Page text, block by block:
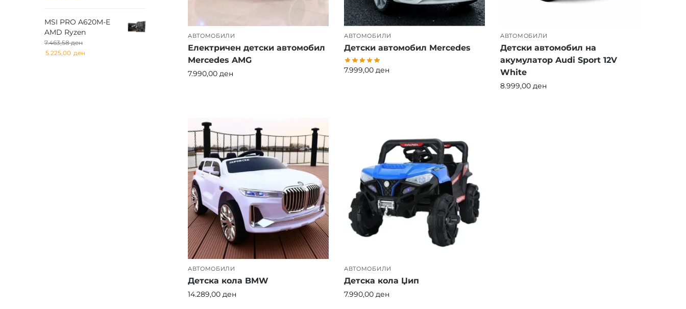
АВТОМОБИЛИ
Електричен детски автомобил
Mercedes AMG
7.990,00 ден
АВТОМОБИЛИ
Детски автомобил Mercedes
7.999,00 ден
АВТОМОБИЛИ
Детски автомобил на
акумулатор Audi Sport 12V
White
8.999,00ден
АВТОМОБИЛИ
Детска кола BMW
14.289,00 ден
АВТОМОБИЛИ
Детска кола Џип
7.990,00 ден
MSI PRO A620M-E
AMD Ryzen
7.463,58ден
5.225,00 ден